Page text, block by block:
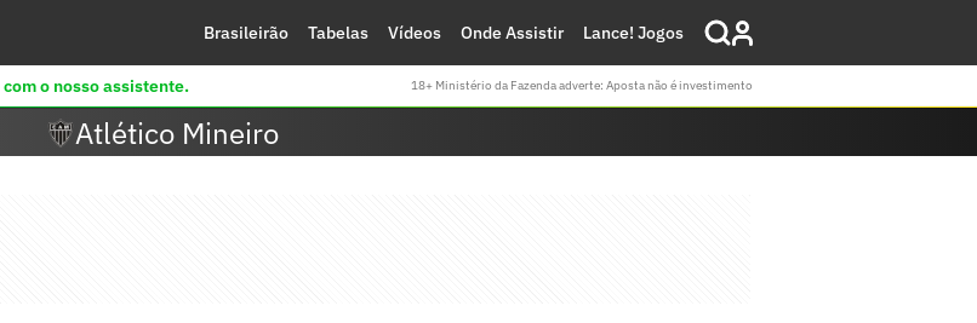
Brasileirão Tabelas Vídeos Onde Assistir Lance! Jogos
o nosso assistente. 18+ Ministério da Fazenda adverte: Aposta não é investimento
Atlético Mineiro